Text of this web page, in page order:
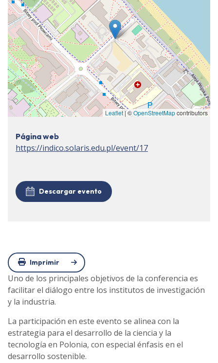
Leaflet| ©OpenStreetMapcontributors
Página web
https://indico.solaris.edu.pl/event/17
Descargar evento
Imprimir
Uno de los principales objetivos de la conferencia es
facilitar el diálogo entre los institutos de investigación
y la industria.
La participación en este evento se alinea con la
estrategia para el desarrollo de la ciencia y la
tecnología en Polonia, con especial énfasis en el
desarrollo sostenible.